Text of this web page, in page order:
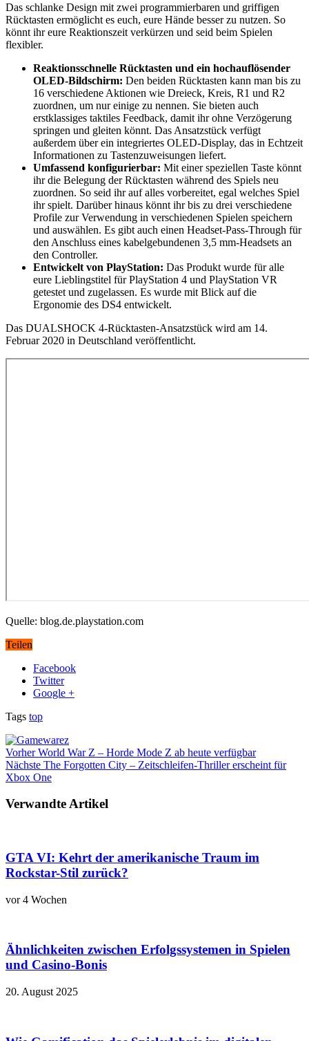
Das schlanke Design mit zwei programmierbaren und griffigen
Rücktasten ermöglicht es euch, eure Hände besser zu nutzen. So
könnt ihr eure Reaktionszeit verkürzen und seid beim Spielen
flexibler.
Reaktionsschnelle Rücktasten und ein hochauflösender
OLED-Bildschirm: Den beiden Rücktasten kann man bis zu
16 verschiedene Aktionen wie Dreieck, Kreis, R1 und R2
zuordnen, um nur einige zu nennen. Sie bieten auch
erstklassiges taktiles Feedback, damit ihr ohne Verzögerung
springen und gleiten könnt. Das Ansatzstück verfügt
außerdem über ein integriertes OLED-Display, das in Echtzeit
Informationen zu Tastenzuweisungen liefert.
Umfassend konfigurierbar: Mit einer speziellen Taste könnt
ihr die Belegung der Rücktasten während des Spiels neu
zuordnen. So seid ihr auf alles vorbereitet, egal welches Spiel
ihr spielt. Darüber hinaus könnt ihr bis zu drei verschiedene
Profile zur Verwendung in verschiedenen Spielen speichern
und auswählen. Es gibt auch einen Headset-Pass-Through für
den Anschluss eines kabelgebundenen 3,5 mm-Headsets an
den Controller.
Entwickelt von PlayStation: Das Produkt wurde für alle
eure Lieblingstitel für PlayStation 4 und PlayStation VR
getestet und zugelassen. Es wurde mit Blick auf die
Ergonomie des DS4 entwickelt.
Das DUALSHOCK 4-Rücktasten-Ansatzstück wird am 14.
Februar 2020 in Deutschland veröffentlicht.
Quelle: blog.de.playstation.com
Teilen
Facebook
Twitter
Google +
Tags top
VorherWorld War Z – Horde Mode Z ab heute verfügbar
Nächste The Forgotten City – Zeitschleifen-Thriller erscheint für
Xbox One
Verwandte Artikel
GTA VI: Kehrt der amerikanische Traum im
Rockstar-Stil zurück?
vor 4 Wochen
Ähnlichkeiten zwischen Erfolgssystemen in Spielen
und Casino‑Bonis
20. August 2025